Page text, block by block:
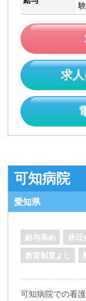
求
可知病院
愛知県
給与高め 休日
教育制度よし
可知病院での看